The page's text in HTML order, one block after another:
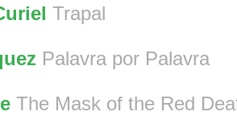
Trapal
Palavra por Palavra
The Mask of the Red